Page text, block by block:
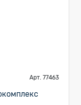
Арт. 77463